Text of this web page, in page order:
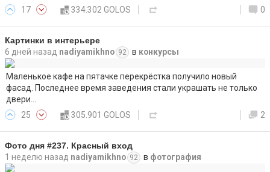
17
334.302 GOLOS 0
Картинки в интерьере
6 дней назад nadiyamikhno 92 в конкурсы
Маленькое кафе на пятачке перекрёстка получило новый
фасад. Последнее время заведения стали украшать не только
двери…
25
305.901 GOLOS 2
Фото дня #237. Красный вход
1 неделю назад nadiyamikhno 92 в фотография